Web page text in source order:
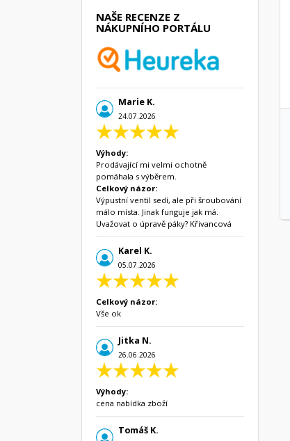
NAŠE RECENZE Z
NÁKUPNÍHO PORTÁLU
Marie K.
24.07.2026
Výhody:
Prodávající mi velmi ochotně
pomáhala s výběrem.
Celkový názor:
Výpustní ventil sedí, ale při šroubování
málo místa. Jinak funguje jak má.
Uvažovat o úpravě páky? Křivancová
Karel K.
05.07.2026
Celkový názor:
Vše ok
Jitka N.
26.06.2026
Výhody:
cena nabídka zboží
Tomáš K.